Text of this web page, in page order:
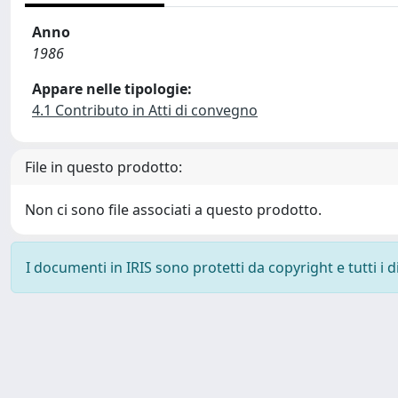
Anno
1986
Appare nelle tipologie:
4.1 Contributo in Atti di convegno
File in questo prodotto:
Non ci sono file associati a questo prodotto.
I documenti in IRIS sono protetti da copyright e tutti i